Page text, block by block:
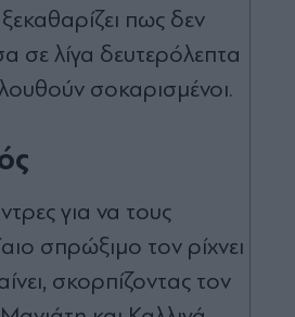
πως δεν
σε λίγα δευτερόλεπτα
σοκαρισμένοι.
για να τους
σπρώξιμο τον ρίχνει
σκορπίζοντας τον